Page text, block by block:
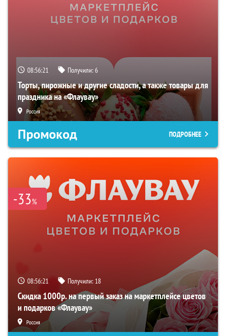
08:56:20 Получили:6
Торты, пирожные и другие сладости, а также товары для
праздника на «Флаувау»
Россия
Промокод ПОДРОБНЕЕ
-33%
08:56:20 Получили: 18
Скидка 1000р. на первый заказ на маркетплейсе цветов
и подарков «Флаувау»
Россия